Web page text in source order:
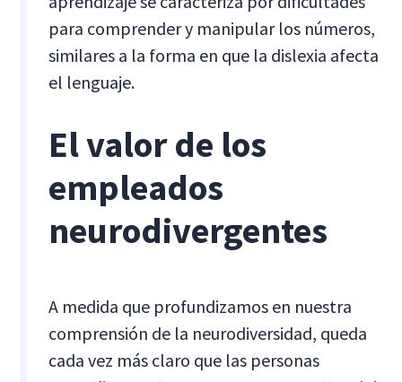
para comprender y manipular los números,
similares a la forma en que la dislexia afecta
el lenguaje.
El valor de los
empleados
neurodivergentes
A medida que profundizamos en nuestra
comprensión de la neurodiversidad, queda
cada vez más claro que las personas